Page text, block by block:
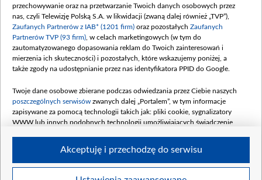
przechowywanie oraz na przetwarzanie Twoich danych osobowych przez
nas, czyli Telewizję Polską S.A. w likwidacji (zwaną dalej również „TVP”),
Zaufanych Partnerów z IAB* (1201 firm) oraz pozostałych Zaufanych
Partnerów TVP (93 firm) , w celach marketingowych (w tym do
zautomatyzowanego dopasowania reklam do Twoich zainteresowań i
mierzenia ich skuteczności) i pozostałych, które wskazujemy poniżej, a
także zgody na udostępnianie przez nas identyfikatora PPID do Google.
Twoje dane osobowe zbierane podczas odwiedzania przez Ciebie naszych
poszczególnych serwisów zwanych dalej „Portalem”, w tym informacje
zapisywane za pomocą technologii takich jak: pliki cookie, sygnalizatory
WWW lub innych podobnych technologii umożliwiających świadczenie
Twoje dane osobowe zbierane podczas odwiedzania przez Ciebie
Akceptuję i przechodzę do serwisu